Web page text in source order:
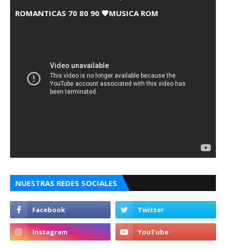
ROMANTICAS 70 80 90 💗MUSICA ROM
NUESTRAS REDES SOCIALES